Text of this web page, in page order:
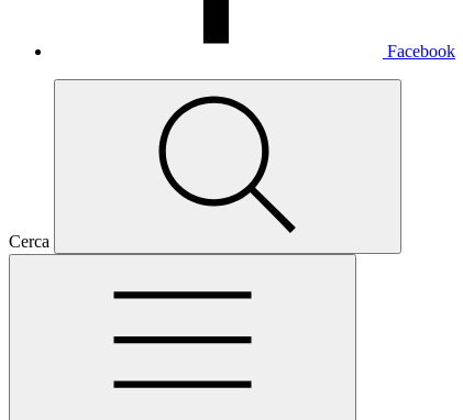
Facebook
Cerca